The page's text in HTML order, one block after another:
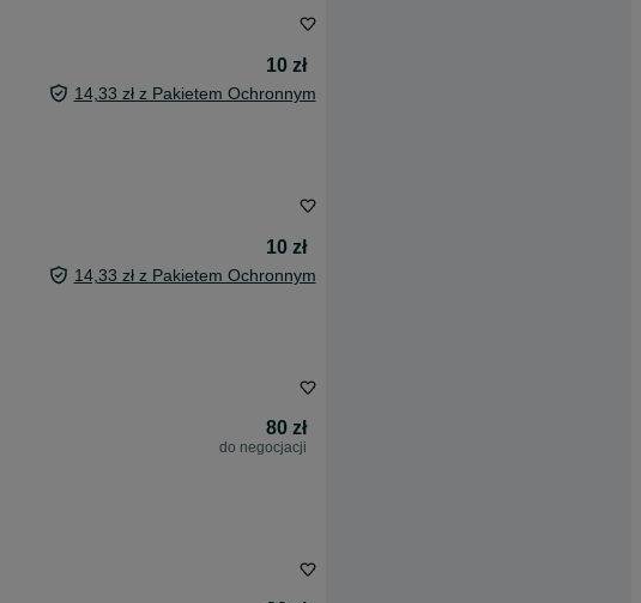
10 zł
14,33 zł z Pakietem Ochronnym
10 zł
14,33 zł z Pakietem Ochronnym
80 zł
do negocjacji